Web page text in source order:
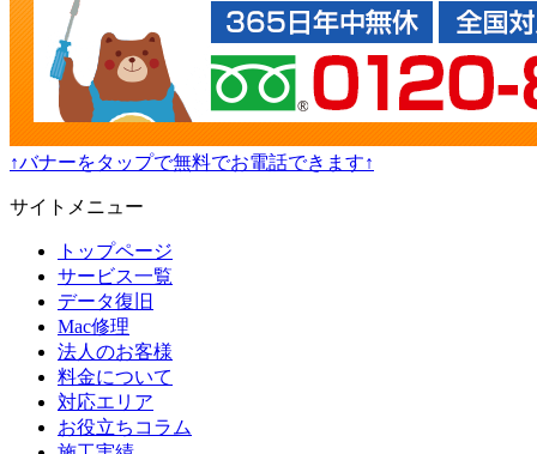
↑バナーをタップで無料でお電話できます↑
サイトメニュー
トップページ
サービス一覧
データ復旧
Mac修理
法人のお客様
料金について
対応エリア
お役立ちコラム